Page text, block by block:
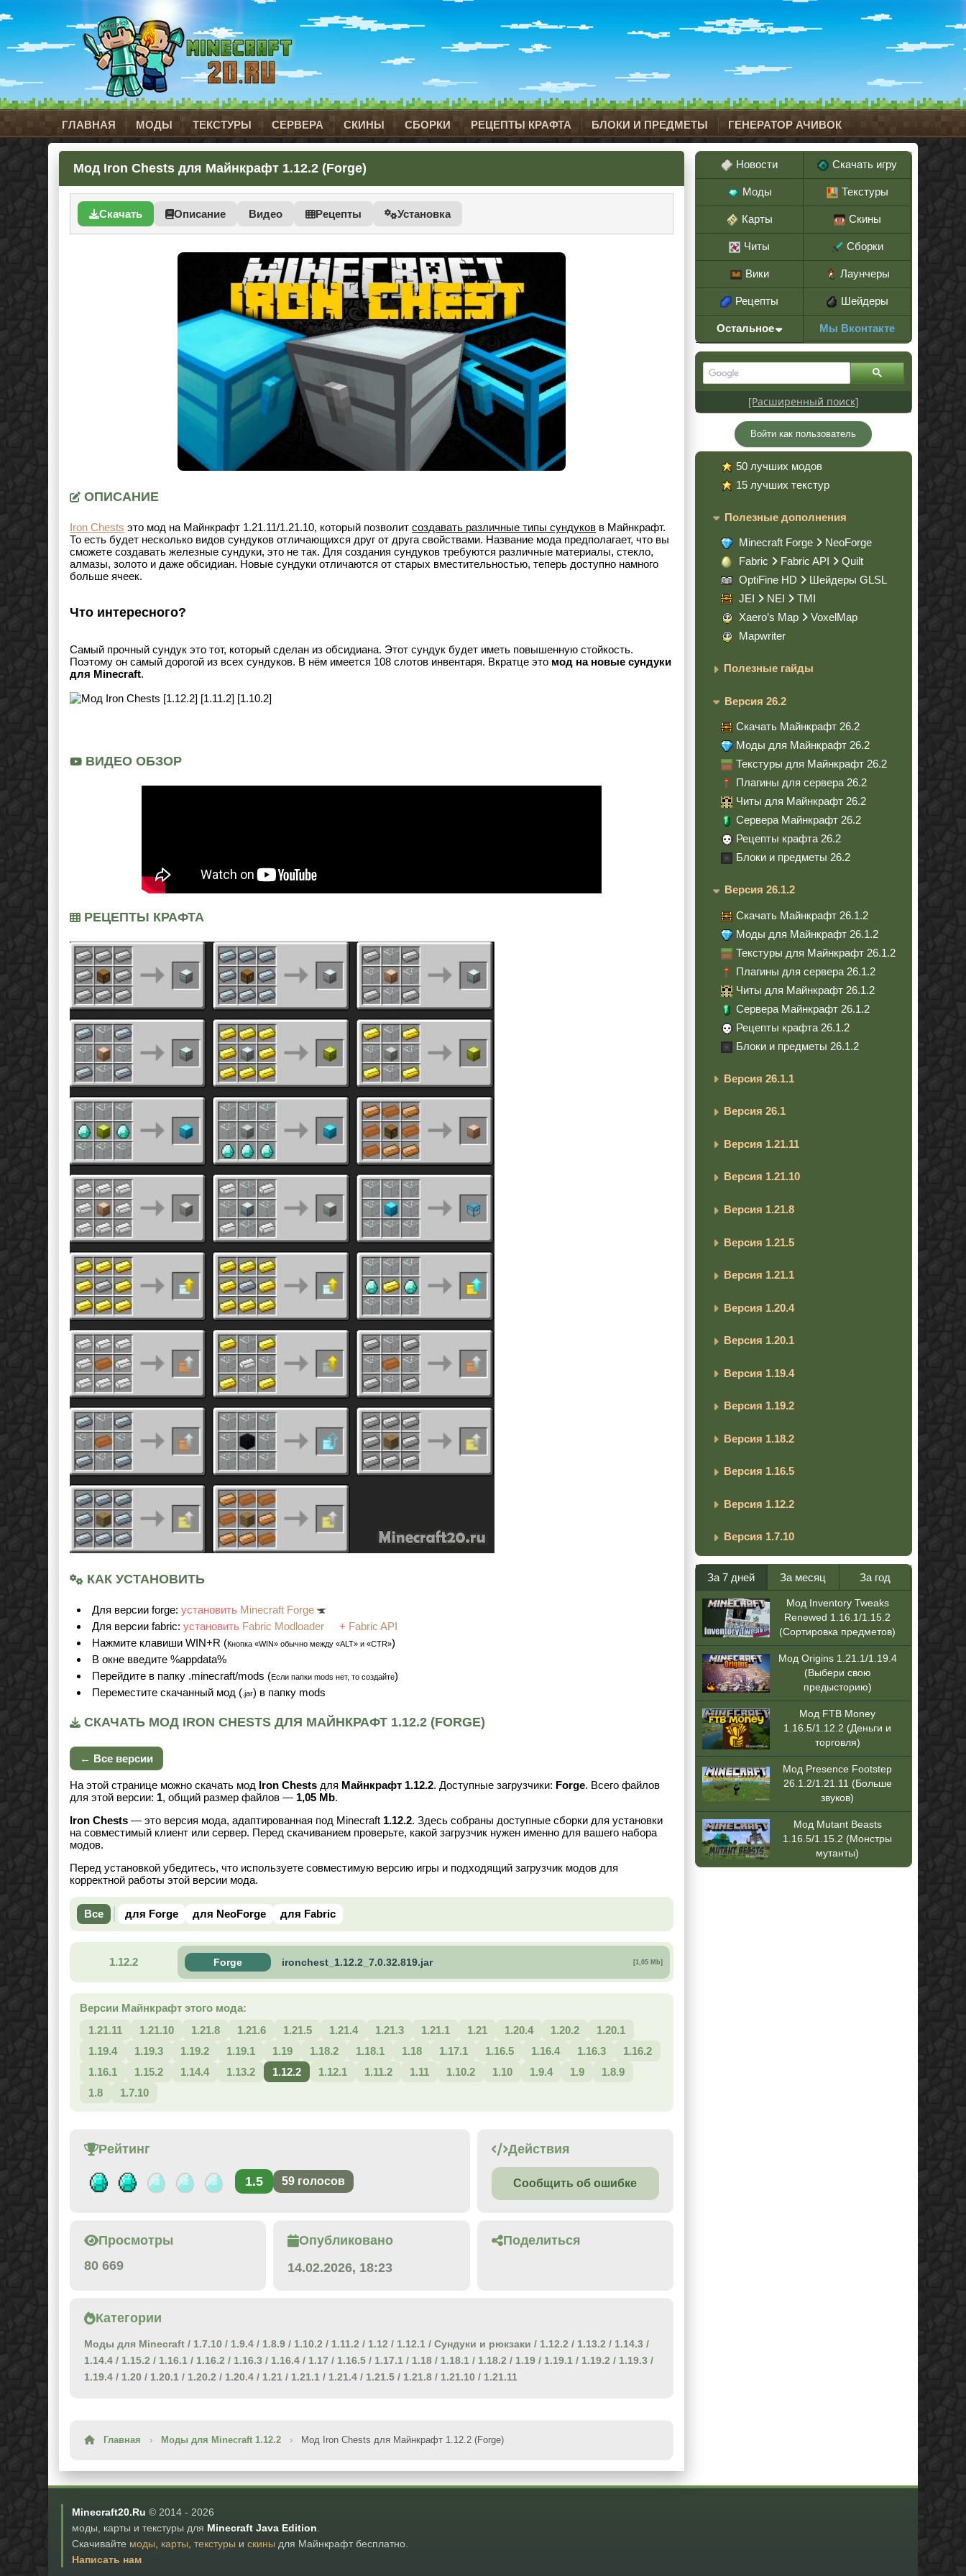
ГЛАВНАЯ МОДЫ ТЕКСТУРЫ СЕРВЕРА СКИНЫ СБОРКИ РЕЦЕПТЫ КРАФТА БЛОКИ И ПРЕДМЕТЫ ГЕНЕРАТОР АЧИВОК
Мод Iron Chests для Майнкрафт 1.12.2 (Forge)
Скачать Описание Видео Рецепты Установка
ОПИСАНИЕ
Iron Chests это мод на Майнкрафт 1.21.11/1.21.10, который позволит создавать различные типы сундуков в Майнкрафт.
То есть будет несколько видов сундуков отличающихся друг от друга свойствами. Название мода предполагает, что вы
сможете создавать железные сундуки, это не так. Для создания сундуков требуются различные материалы, стекло,
алмазы, золото и даже обсидиан. Новые сундуки отличаются от старых вместительностью, теперь доступно намного
больше ячеек.
Что интересного?
Самый прочный сундук это тот, который сделан из обсидиана. Этот сундук будет иметь повышенную стойкость.
Поэтому он самый дорогой из всех сундуков. В нём имеется 108 слотов инвентаря. Вкратце это мод на новые сундуки
для Minecraft.
ВИДЕО ОБЗОР
РЕЦЕПТЫ КРАФТА
КАК УСТАНОВИТЬ
Для версии forge: установить Minecraft Forge
Для версии fabric: установить Fabric Modloader + Fabric API
Нажмите клавиши WIN+R (Кнопка «WIN» обычно между «ALT» и «CTR»)
В окне введите %appdata%
Перейдите в папку .minecraft/mods (Если папки mods нет, то создайте)
Переместите скачанный мод ( .jar) в папку mods
СКАЧАТЬ МОД IRON CHESTS ДЛЯ МАЙНКРАФТ 1.12.2 (FORGE)
← Все версии
На этой странице можно скачать мод Iron Chests для Майнкрафт 1.12.2. Доступные загрузчики: Forge. Всего файлов
для этой версии: 1, общий размер файлов — 1,05 Mb.
Iron Chests — это версия мода, адаптированная под Minecraft 1.12.2. Здесь собраны доступные сборки для установки
на совместимый клиент или сервер. Перед скачиванием проверьте, какой загрузчик нужен именно для вашего набора
модов.
Перед установкой убедитесь, что используете совместимую версию игры и подходящий загрузчик модов для
корректной работы этой версии мода.
Все для Forge для NeoForge для Fabric
1.12.2 Forge ironchest_1.12.2_7.0.32.819.jar [1,05 Mb]
Версии Майнкрафт этого мода:
1.21.11
1.21.10 1.21.8 1.21.6 1.21.5 1.21.4 1.21.3 1.21.1 1.21 1.20.4 1.20.2
1.20.1
1.19.4
1.19.3 1.19.2 1.19.1 1.19 1.18.2 1.18.1 1.18 1.17.1 1.16.5 1.16.4 1.16.3
1.16.2
1.16.1
1.15.2 1.14.4 1.13.2 1.12.2 1.12.1 1.11.2 1.11 1.10.2 1.10 1.9.4 1.9
1.8.9
1.8
1.7.10
Рейтинг
1.5 59 голосов
Действия
Сообщить об ошибке
Просмотры
80 669
Опубликовано
14.02.2026, 18:23
Поделиться
Категории
Моды для Minecraft / 1.7.10 / 1.9.4 / 1.8.9 / 1.10.2 / 1.11.2 / 1.12 / 1.12.1 / Сундуки и рюкзаки / 1.12.2 / 1.13.2 / 1.14.3 /
1.14.4 / 1.15.2 / 1.16.1 / 1.16.2 / 1.16.3 / 1.16.4 / 1.17 / 1.16.5 / 1.17.1 / 1.18 / 1.18.1 / 1.18.2 / 1.19 / 1.19.1 / 1.19.2 / 1.19.3 /
1.19.4 / 1.20 / 1.20.1 / 1.20.2 / 1.20.4 / 1.21 / 1.21.1 / 1.21.4 / 1.21.5 / 1.21.8 / 1.21.10 / 1.21.11
Главная › Моды для Minecraft 1.12.2 › Мод Iron Chests для Майнкрафт 1.12.2 (Forge)
Новости Скачать игру
Моды Текстуры
Карты Скины
Читы Сборки
Вики Лаунчеры
Рецепты Шейдеры
Остальное Мы Вконтакте
[Расширенный поиск]
Войти как пользователь
50 лучших модов
15 лучших текстур
Полезные дополнения
Minecraft Forge
NeoForge
Fabric
Fabric API
Quilt
OptiFine HD
Шейдеры GLSL
JEI
NEI
TMI
Xaero’s Map
VoxelMap
Mapwriter
Полезные гайды
Версия 26.2
Скачать Майнкрафт 26.2
Моды для Майнкрафт 26.2
Текстуры для Майнкрафт 26.2
Плагины для сервера 26.2
Читы для Майнкрафт 26.2
Сервера Майнкрафт 26.2
Рецепты крафта 26.2
Блоки и предметы 26.2
Версия 26.1.2
Скачать Майнкрафт 26.1.2
Моды для Майнкрафт 26.1.2
Текстуры для Майнкрафт 26.1.2
Плагины для сервера 26.1.2
Читы для Майнкрафт 26.1.2
Сервера Майнкрафт 26.1.2
Рецепты крафта 26.1.2
Блоки и предметы 26.1.2
Версия 26.1.1
Версия 26.1
Версия 1.21.11
Версия 1.21.10
Версия 1.21.8
Версия 1.21.5
Версия 1.21.1
Версия 1.20.4
Версия 1.20.1
Версия 1.19.4
Версия 1.19.2
Версия 1.18.2
Версия 1.16.5
Версия 1.12.2
Версия 1.7.10
За 7 дней За месяц За год
Мод Inventory Tweaks
Renewed 1.16.1/1.15.2
(Сортировка предметов)
Мод Origins 1.21.1/1.19.4
(Выбери свою
предысторию)
Мод FTB Money
1.16.5/1.12.2 (Деньги и
торговля)
Мод Presence Footstep
26.1.2/1.21.11 (Больше
звуков)
Мод Mutant Beasts
1.16.5/1.15.2 (Монстры
мутанты)
Minecraft20.Ru © 2014 - 2026
моды, карты и текстуры для Minecraft Java Edition
Скачивайте моды карты текстуры и скины для Майнкрафт бесплатно.
Написать нам